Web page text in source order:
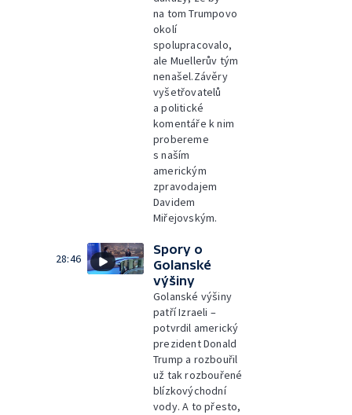
na tom Trumpovo
okolí
spolupracovalo,
ale Muellerův tým
nenašel.Závěry
vyšetřovatelů
a politické
komentáře k nim
probereme
s naším
americkým
zpravodajem
Davidem
Miřejovským.
28:46
Spory o
Golanské
výšiny
Golanské výšiny
patří Izraeli –
potvrdil americký
prezident Donald
Trump a rozbouřil
už tak rozbouřené
blízkovýchodní
vody. A to přesto,